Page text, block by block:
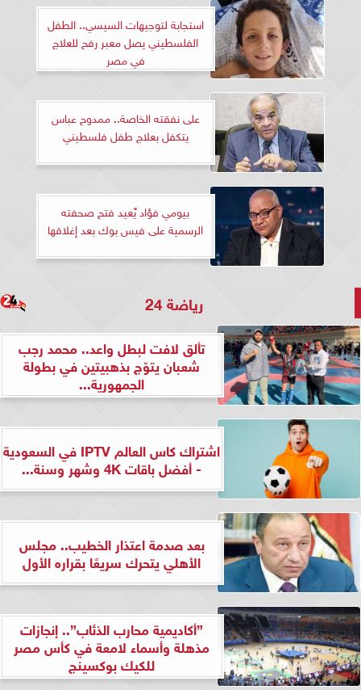
استجابة لتوجيهات السيسي.. الطفل
الفلسطيني يصل معبر رفح للعلاج
في مصر
على نفقته الخاصة.. ممدوح عباس
يتكفل بعلاج طفل فلسطيني
بيومي فؤاد يٌعيد فتح صحفته
الرسمية على فيس بوك بعد إغلاقها
رياضة 24
تألق لافت لبطل واعد.. محمد رجب
شعبان يتوّج بذهبيتين في بطولة
الجمهورية...
اشتراك كاس العالم IPTV في السعودية
- أفضل باقات 4K وشهر وسنة...
بعد صدمة اعتذار الخطيب.. مجلس
الأهلي يتحرك سريعًا بقراره الأول
”أكاديمية محارب الذئاب”.. إنجازات
مذهلة وأسماء لامعة في كأس مصر
للكيك بوكسينج